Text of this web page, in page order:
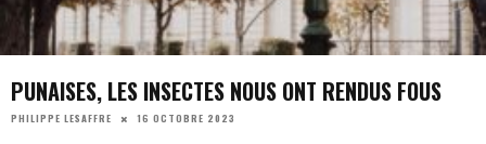
PUNAISES, LES INSECTES NOUS ONT RENDUS FOUS
PHILIPPE LESAFFRE 16 OCTOBRE 2023